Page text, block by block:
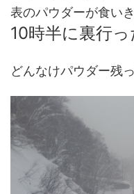
表のパウダーが食い
10時半に裏行
どんなけパウダー残